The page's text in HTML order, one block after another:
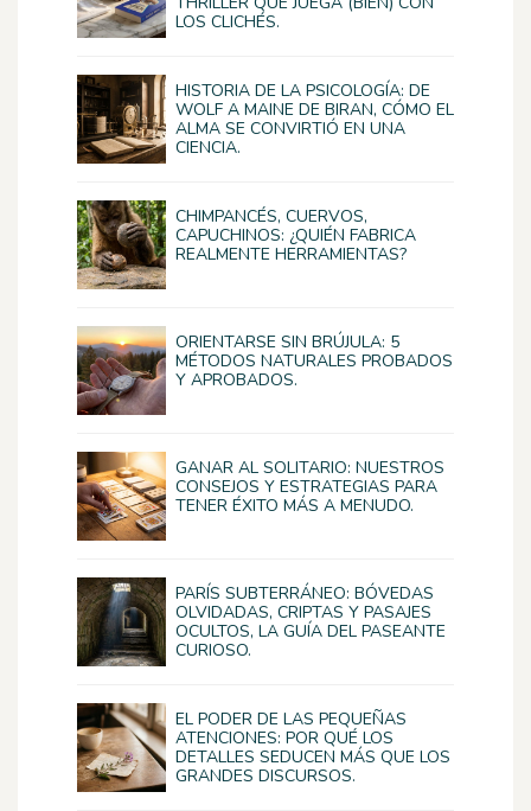
LOS CLICHÉS.
HISTORIA DE LA PSICOLOGÍA: DE
WOLF A MAINE DE BIRAN, CÓMO EL
ALMA SE CONVIRTIÓ EN UNA
CIENCIA.
CHIMPANCÉS, CUERVOS,
CAPUCHINOS: ¿QUIÉN FABRICA
REALMENTE HERRAMIENTAS?
ORIENTARSE SIN BRÚJULA: 5
MÉTODOS NATURALES PROBADOS
Y APROBADOS.
GANAR AL SOLITARIO: NUESTROS
CONSEJOS Y ESTRATEGIAS PARA
TENER ÉXITO MÁS A MENUDO.
PARÍS SUBTERRÁNEO: BÓVEDAS
OLVIDADAS, CRIPTAS Y PASAJES
OCULTOS, LA GUÍA DEL PASEANTE
CURIOSO.
EL PODER DE LAS PEQUEÑAS
ATENCIONES: POR QUÉ LOS
DETALLES SEDUCEN MÁS QUE LOS
GRANDES DISCURSOS.